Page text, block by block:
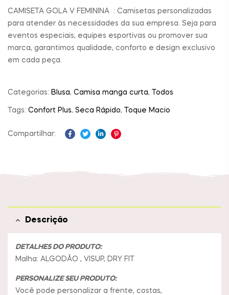
CAMISETA GOLA V FEMININA : Camisetas personalizadas
para atender às necessidades da sua empresa. Seja para
eventos especiais, equipes esportivas ou promover sua
marca, garantimos qualidade, conforto e design exclusivo
em cada peça.
Categorias: Blusa, Camisa manga curta, Todos
Tags: Confort Plus, Seca Rápido, Toque Macio
Compartilhar:
Descrição
DETALHES DO PRODUTO:
Malha: ALGODÃO , VISUP, DRY FIT
PERSONALIZE SEU PRODUTO:
Você pode personalizar a frente, costas,